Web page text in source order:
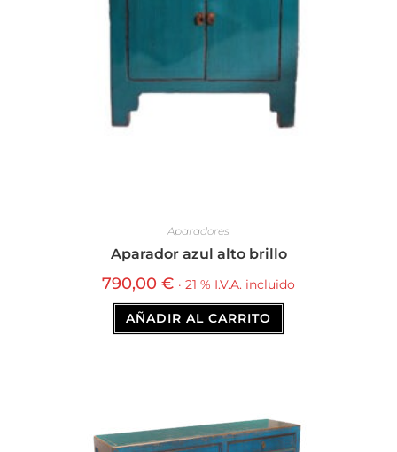
Aparadores
Aparador azul alto brillo
790,00 € · 21 % I.V.A. incluido
AÑADIR AL CARRITO